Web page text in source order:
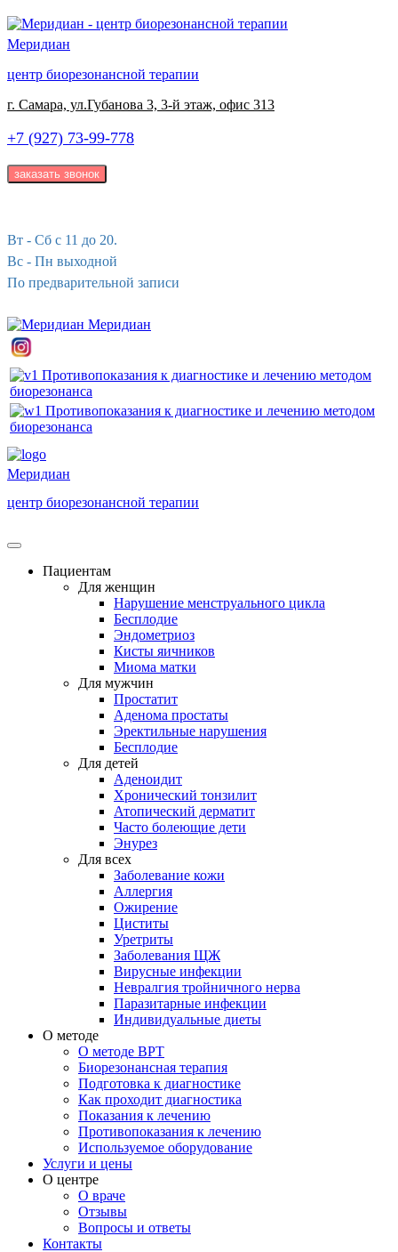
Меридиан
центр биорезонансной терапии
г. Самара, ул.Губанова 3, 3-й этаж, офис 313
+7 (927) 73-99-778
Вт - Сб с 11 до 20.
Вс - Пн выходной
По предварительной записи
Меридиан
Меридиан
центр биорезонансной терапии
Пациентам
Для женщин
Нарушение менструального цикла
Бесплодие
Эндометриоз
Кисты яичников
Миома матки
Для мужчин
Простатит
Аденома простаты
Эректильные нарушения
Бесплодие
Для детей
Аденоидит
Хронический тонзилит
Атопический дерматит
Часто болеющие дети
Энурез
Для всех
Заболевание кожи
Аллергия
Ожирение
Циститы
Уретриты
Заболевания ЩЖ
Вирусные инфекции
Невралгия тройничного нерва
Паразитарные инфекции
Индивидуальные диеты
О методе
О методе ВРТ
Биорезонансная терапия
Подготовка к диагностике
Как проходит диагностика
Показания к лечению
Противопоказания к лечению
Используемое оборудование
Услуги и цены
О центре
О враче
Отзывы
Вопросы и ответы
Контакты